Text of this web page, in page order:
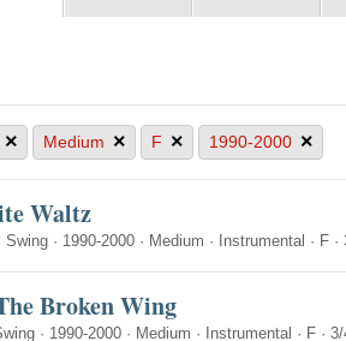
× Medium × F × 1990-2000 ×
Waltz
Swing · 1990-2000 · Medium · Instrumental · F ·
Broken Wing
· 1990-2000 · Medium · Instrumental · F · 3/